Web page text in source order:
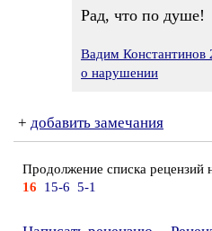
Рад, что по душе!
Вадим Константинов
о нарушении
+ добавить замечания
Продолжение списка рецензий
16
15-6 5-1